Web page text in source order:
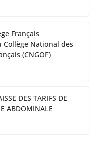
Français
Collège National des
(CNGOF)
DES TARIFS DE
ABDOMINALE